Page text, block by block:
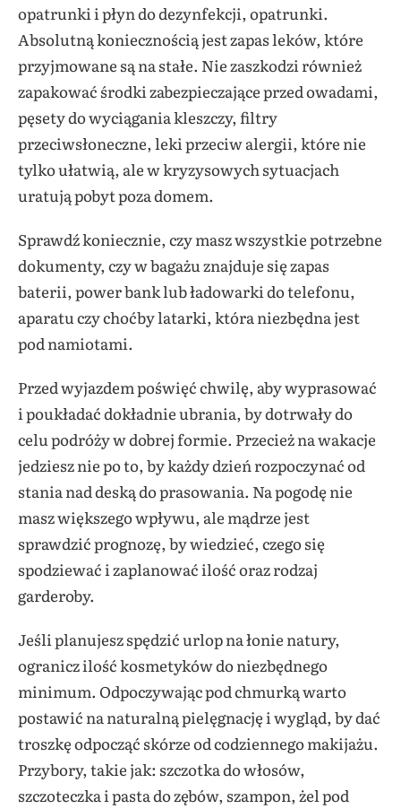
opatrunki i płyn do dezynfekcji, opatrunki.
Absolutną koniecznością jest zapas leków, które
przyjmowane są na stałe. Nie zaszkodzi również
zapakować środki zabezpieczające przed owadami,
pęsety do wyciągania kleszczy, filtry
przeciwsłoneczne, leki przeciw alergii, które nie
tylko ułatwią, ale w kryzysowych sytuacjach
uratują pobyt poza domem.
Sprawdź koniecznie, czy masz wszystkie potrzebne
dokumenty, czy w bagażu znajduje się zapas
baterii, power bank lub ładowarki do telefonu,
aparatu czy choćby latarki, która niezbędna jest
pod namiotami.
Przed wyjazdem poświęć chwilę, aby wyprasować
i poukładać dokładnie ubrania, by dotrwały do
celu podróży w dobrej formie. Przecież na wakacje
jedziesz nie po to, by każdy dzień rozpoczynać od
stania nad deską do prasowania. Na pogodę nie
masz większego wpływu, ale mądrze jest
sprawdzić prognozę, by wiedzieć, czego się
spodziewać i zaplanować ilość oraz rodzaj
garderoby.
Jeśli planujesz spędzić urlop na łonie natury,
ogranicz ilość kosmetyków do niezbędnego
minimum. Odpoczywając pod chmurką warto
postawić na naturalną pielęgnację i wygląd, by dać
troszkę odpocząć skórze od codziennego makijażu.
Przybory, takie jak: szczotka do włosów,
szczoteczka i pasta do zębów, szampon, żel pod